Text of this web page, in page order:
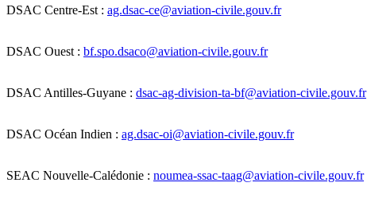
DSAC Centre-Est : ag.dsac-ce@aviation-civile.gouv.fr
DSAC Ouest : bf.spo.dsaco@aviation-civile.gouv.fr
DSAC Antilles-Guyane : dsac-ag-division-ta-bf@aviation-civile.gouv.fr
DSAC Océan Indien : ag.dsac-oi@aviation-civile.gouv.fr
SEAC Nouvelle-Calédonie : noumea-ssac-taag@aviation-civile.gouv.fr